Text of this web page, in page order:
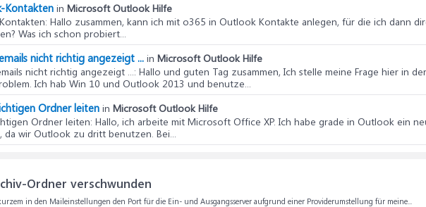
Kontakten in Microsoft Outlook Hilfe
: Hallo zusammen, kann ich mit o365 in Outlook Kontakte anlegen, für die ich dann
Was ich schon probiert...
nicht richtig angezeigt ... in Microsoft Outlook Hilfe
nicht richtig angezeigt ...: Hallo und guten Tag zusammen, Ich stelle meine Frage hier in
Ich hab Win 10 und Outlook 2013 und benutze...
Ordner leiten in Microsoft Outlook Hilfe
Ordner leiten: Hallo, ich arbeite mit Microsoft Office XP. Ich habe grade in Outlook ein
da wir Outlook zu dritt benutzen. Bei...
Ordner verschwunden
in den Maileinstellungen den Port für die Ein- und Ausgangsserver aufgrund einer Providerumstellung für meine...